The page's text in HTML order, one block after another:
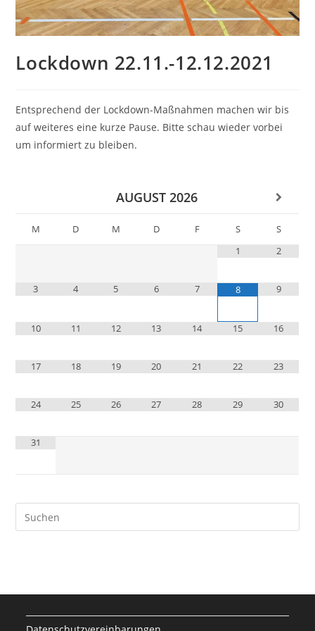
Lockdown 22.11.-12.12.2021
Entsprechend der Lockdown-Maßnahmen machen wir bis
auf weiteres eine kurze Pause. Bitte schau wieder vorbei
um informiert zu bleiben.
AUGUST 2026
M D M D F S
S
1
2
3 4 5 6 7 8 9
10 11 12 13 14 15 16
17 18 19 20 21 22 23
24 25 26 27 28 29 30
31